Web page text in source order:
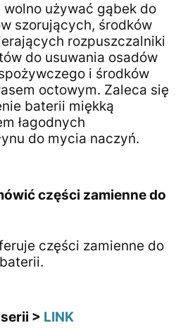
używać gąbek do
szorujących, środków
rozpuszczalniki
do usuwania osadów
i środków
octowym. Zaleca się
baterii miękką
łagodnych
do mycia naczyń.
części zamienne do
części zamienne do
> LINK